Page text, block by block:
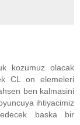
kozumuz olacak
CL on elemeleri
ben kalmasini
ihtiyacimiz
baska bir